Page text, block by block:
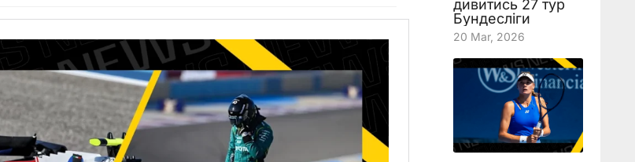
дивитись 27 тур
Бундесліги
20 Mar, 2026